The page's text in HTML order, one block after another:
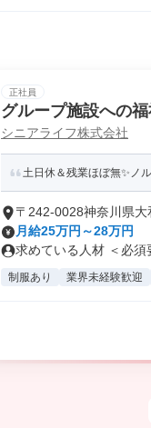
正社員
グループ施設への
シニアライフ株式会社
土日休＆残業ほぼ無✨ノ
〒242-0028神奈川県大
月給25万円～28万円
求めている人材 ＜必須
制服あり 業界未経験歓迎